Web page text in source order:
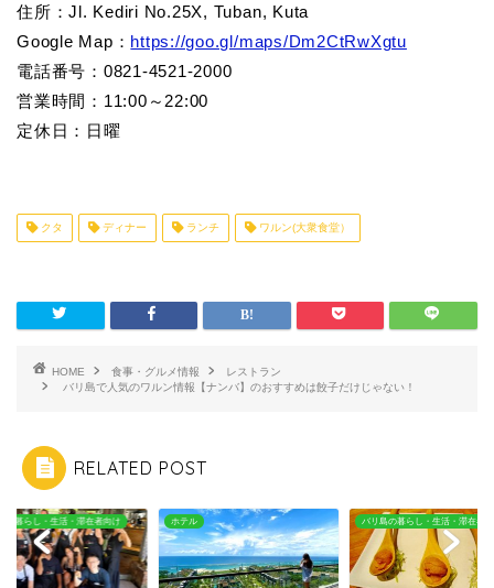
住所：Jl. Kediri No.25X, Tuban, Kuta
Google Map： https://goo.gl/maps/Dm2CtRwXgtu
電話番号：0821-4521-2000
営業時間：11:00～22:00
定休日：日曜
クタ ディナー ランチ ワルン(大衆食堂）
HOME 食事・グルメ情報
レストラン
バリ島で人気のワルン情報【ナンバ】のおすすめは餃子だけじゃない！
RELATED POST
バリ島の暮らし・生活・滞在者向け バリ島の暮らし・生活・滞在者